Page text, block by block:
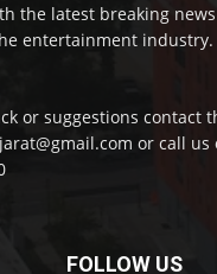
the latest breaking
entertainment industry.
or suggestions contact
or call us
FOLLOW US